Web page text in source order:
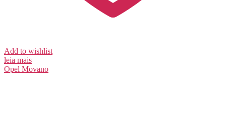
Add to wishlist
leia mais
Opel Movano